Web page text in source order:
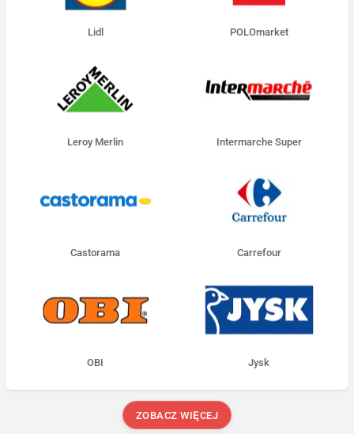
Lidl POLOmarket
Leroy Merlin Intermarche Super
Castorama Carrefour
OBI Jysk
ZOBACZ WIĘCEJ